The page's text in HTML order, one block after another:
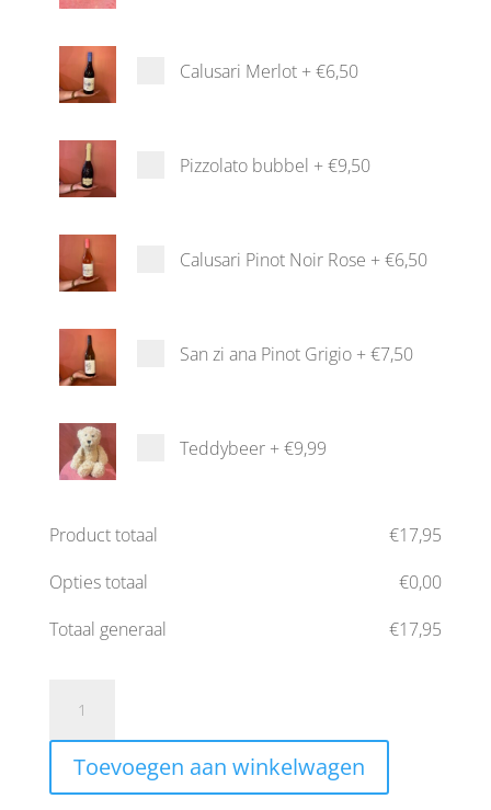
Calusari Merlot +€6,50
Pizzolato bubbel +€9,50
Calusari Pinot Noir Rose +€6,50
San zi ana Pinot Grigio +€7,50
Teddybeer +€9,99
Product totaal €17,95
Opties totaal
€0,00
Totaal generaal
€17,95
blue
bloem
Toevoegen aan winkelwagen